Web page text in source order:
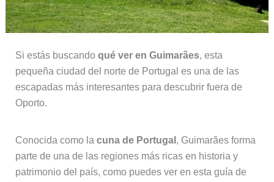
Si estás buscando qué ver en Guimarães, esta
pequeña ciudad del norte de Portugal es una de las
escapadas más interesantes para descubrir fuera de
Oporto.
Conocida como la cuna de Portugal , Guimarães forma
parte de una de las regiones más ricas en historia y
patrimonio del país, como puedes ver en esta guía de